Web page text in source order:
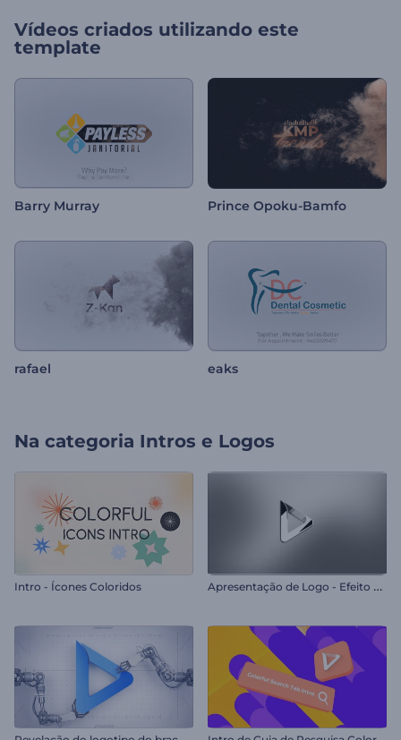
Vídeos criados utilizando este
template
Barry Murray Prince Opoku-Bamfo
rafael eaks
Na categoria Intros e Logos
Intro - Ícones Coloridos A
presentação de Logo - Efeito Plástico